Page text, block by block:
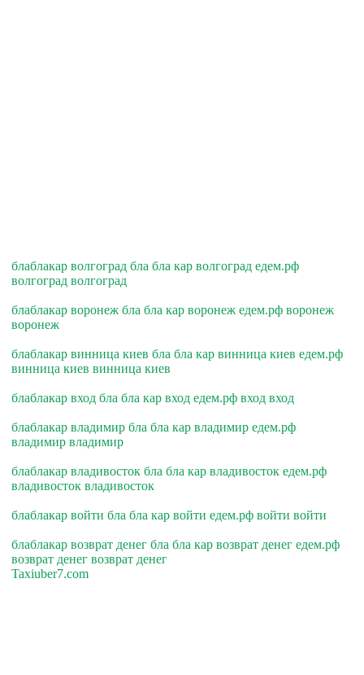
блаблакар волгоград бла бла кар волгоград едем.рф
волгоград волгоград
блаблакар воронеж бла бла кар воронеж едем.рф воронеж
воронеж
блаблакар винница киев бла бла кар винница киев едем.рф
винница киев винница киев
блаблакар вход бла бла кар вход едем.рф вход вход
блаблакар владимир бла бла кар владимир едем.рф
владимир владимир
блаблакар владивосток бла бла кар владивосток едем.рф
владивосток владивосток
блаблакар войти бла бла кар войти едем.рф войти войти
блаблакар возврат денег бла бла кар возврат денег едем.рф
возврат денег возврат денег
Taxiuber7.com